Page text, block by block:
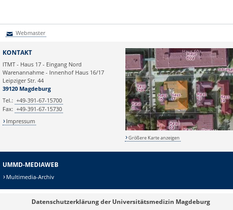
Webmaster
KONTAKT
ITMT - Haus 17 - Eingang Nord
Warenannahme - Innenhof Haus 16/17
Leipziger Str. 44
39120 Magdeburg
Tel.: +49-391-67-15700
Fax: +49-391-67-15730
Impressum
Größere Karte anzeigen
UMMD-MEDIAWEB
Multimedia-Archiv
Datenschutzerklärung der Universitätsmedizin Magdeburg